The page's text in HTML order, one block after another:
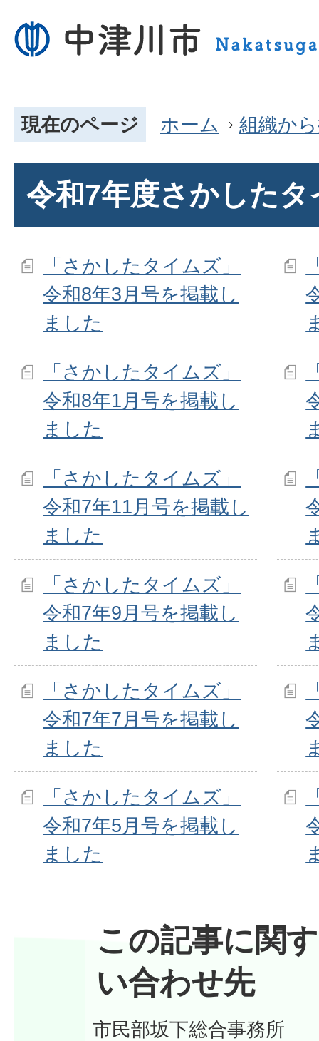
現在のページ ホーム 組織か
令和7年度さかしたタ
「さかしたタイムズ」
令和8年3月号を掲載し
ました
「さかしたタイムズ」
令和8年1月号を掲載し
ました
「さかしたタイムズ」
令和7年11月号を掲載し
ました
「さかしたタイムズ」
令和7年9月号を掲載し
ました
「さかしたタイムズ」
令和7年7月号を掲載し
ました
「さかしたタイムズ」
令和7年5月号を掲載し
ました
この記事に関
い合わせ先
市民部坂下総合事務所